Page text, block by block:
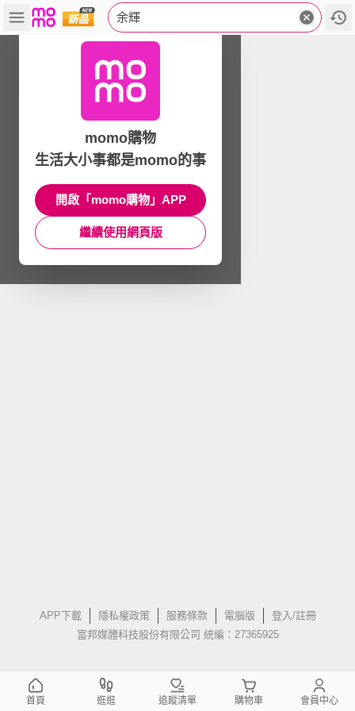
余輝
APP下載 隱私權政策 服務條款 電腦版
登入/註冊
富邦媒體科技股份有限公司 統編：27365925
momo購物
生活大小事都是momo的事
開啟「momo購物」APP
繼續使用網頁版
首頁 逛逛 追蹤清單 購物車 會員中心